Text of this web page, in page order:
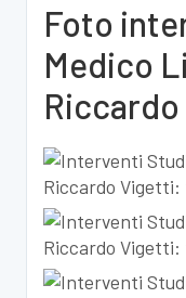
Foto
Medico